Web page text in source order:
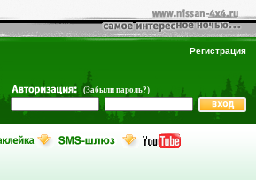
Регистрация
(Забыли пароль?)